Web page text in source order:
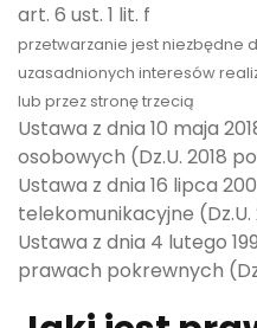
art. 6 ust. 1 lit. f
przetwarzanie jest niezbędne
uzasadnionych interesów
lub przez stronę trzecią
Ustawa z dnia 10 maja
osobowych (Dz.U. 2018
Ustawa z dnia 16 lipca
telekomunikacyjne (Dz.U.
Ustawa z dnia 4 lutego
prawach pokrewnych